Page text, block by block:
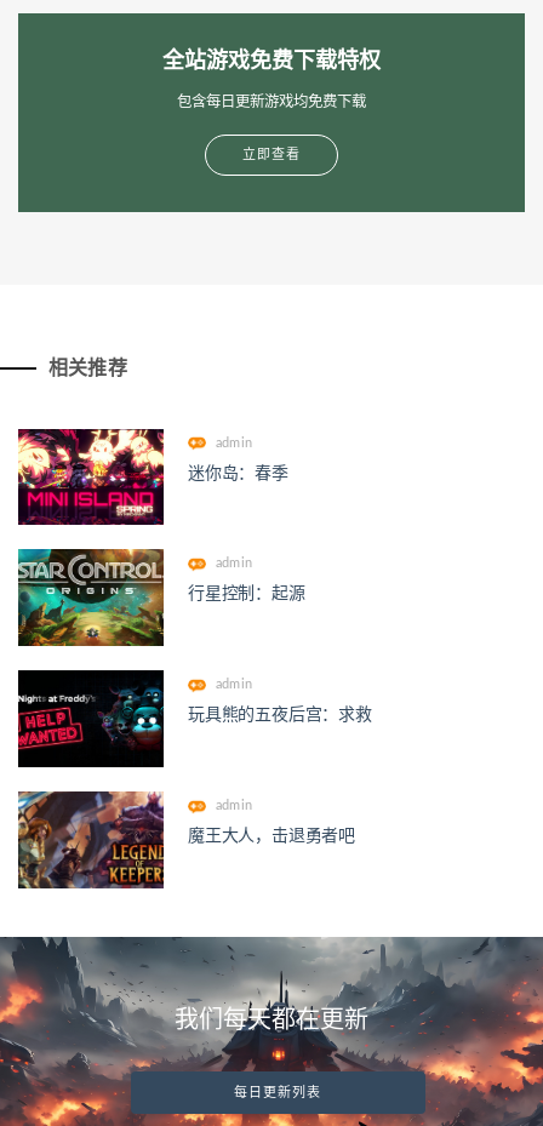
全站游戏免费下载特权
包含每日更新游戏均免费下载
立即查看
相关推荐
admin
迷你岛：春季
admin
行星控制：起源
admin
玩具熊的五夜后宫：求救
admin
魔王大人，击退勇者吧
我们每天都在更新
每日更新列表